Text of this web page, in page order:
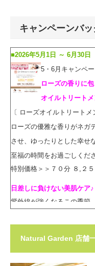
キャンペーンバ
■2026年5月1日 ～ 6月30日
5・6月キャンペ
ローズの香りに
オイルトリートメ
〔 ローズオイルトリート
ローズの優雅な香りがネガ
させ、ゆったりとした幸せ
至福の時間をお過ごしくだ
特別価格＞＞７０分 ８,２
日差しに負けない美肌ケア
紫外線が強くなるこの季節
透明感のある白い肌へ導き
特別価格＞＞７０分 ７,５
Natural Garden 店舗